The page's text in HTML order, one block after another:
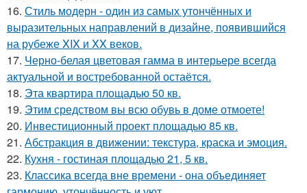
16. Стиль модерн - один из самых утончённых и
выразительных направлений в дизайне, появившийся
на рубеже XIX и XX веков.
17. Черно-белая цветовая гамма в интерьере всегда
актуальной и востребованной остаётся.
18. Эта квартира площадью 50 кв.
19. Этим средством вы всю обувь в доме отмоете!
20. Инвестиционный проект площадью 85 кв.
21. Абстракция в движении: текстура, краска и эмоция.
22. Кухня - гостиная площадью 21, 5 кв.
23. Классика всегда вне времени - она объединяет